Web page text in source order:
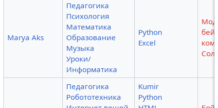
Marya Aks
Педагогика
Психология
Математика
Образование
Музыка
Уроки/
Информатика
Python
Excel
Педагогика
Робототехника
Kumir
Python